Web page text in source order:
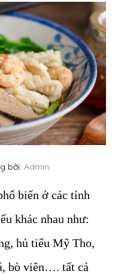
bởi: Admin
biến ở các tỉnh
khác nhau như:
hủ tiếu Mỹ Tho,
bò viên…. tất cả